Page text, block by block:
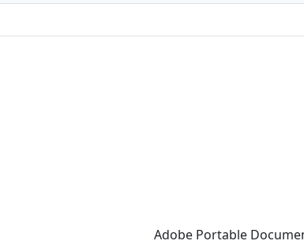
Adobe Portable